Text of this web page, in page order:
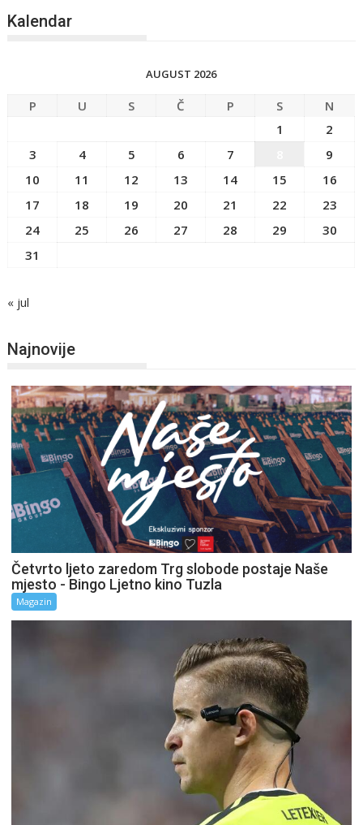
Kalendar
AUGUST 2026
P U S Č P S
N
1
2
3
4 5 6 7
9
10
11 12 13 14 15
16
17
18 19 20 21 22
23
24
25 26 27 28 29
30
31
« jul
Najnovije
Četvrto ljeto zaredom Trg slobode postaje Naše
mjesto - Bingo Ljetno kino Tuzla
Magazin